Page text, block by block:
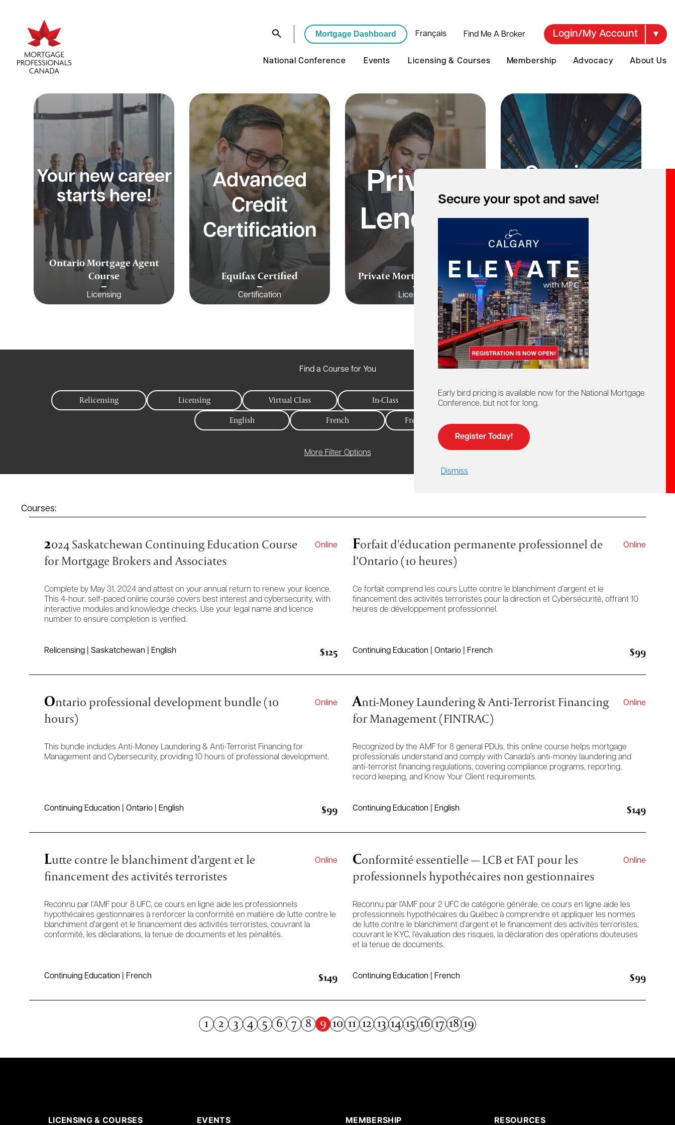
Secure your spot and save!
Early bird pricing is available now for the National Mortgage
Conference, but not for long.
Register Today!
Dismiss
Mortgage Dashboard Français Find Me A Broker Login/My Account
National Conference Events Licensing & Courses Membership Advocacy About Us
Your new career
starts here!
Ontario Mortgage Agent
Course
Licensing
Advanced
Credit
Certification
Equifax Certified
Certification
Private
Lending
Private Mortgages Course
Licensing
Opening a
brokerage?
Ontario Mortgage Broker
Education Program
Licensing
Find a Course for You
Relicensing Licensing Virtual Class In-Class Online Learning
English
French Free to Members
More Filter Options
Courses:
2024 Saskatchewan Continuing Education Course
for Mortgage Brokers and Associates
Online
Complete by May 31, 2024 and attest on your annual return to renew your licence.
This 4-hour, self-paced online course covers best interest and cybersecurity, with
interactive modules and knowledge checks. Use your legal name and licence
number to ensure completion is verified.
Relicensing | Saskatchewan | English $125
Forfait d'éducation permanente professionnel de
l’Ontario (10 heures)
Online
Ce forfait comprend les cours Lutte contre le blanchiment d’argent et le
financement des activités terroristes pour la direction et Cybersécurité, offrant 10
heures de développement professionnel.
Continuing Education | Ontario | French $99
Ontario professional development bundle (10
hours)
Online
This bundle includes Anti-Money Laundering & Anti-Terrorist Financing for
Management and Cybersecurity, providing 10 hours of professional development.
Continuing Education | Ontario | English $99
Anti-Money Laundering & Anti-Terrorist Financing
for Management (FINTRAC)
Online
Recognized by the AMF for 8 general PDUs, this online course helps mortgage
professionals understand and comply with Canada’s anti-money laundering and
anti-terrorist financing regulations, covering compliance programs, reporting,
record keeping, and Know Your Client requirements.
Continuing Education | English $149
Lutte contre le blanchiment d’argent et le
financement des activités terroristes
Online
Reconnu par l’AMF pour 8 UFC, ce cours en ligne aide les professionnels
hypothécaires gestionnaires à renforcer la conformité en matière de lutte contre le
blanchiment d’argent et le financement des activités terroristes, couvrant la
conformité, les déclarations, la tenue de documents et les pénalités.
Continuing Education | French $149
Conformité essentielle — LCB et FAT pour les
professionnels hypothécaires non gestionnaires
Online
Reconnu par l'AMF pour 2 UFC de catégorie générale, ce cours en ligne aide les
professionnels hypothécaires du Québec à comprendre et appliquer les normes
de lutte contre le blanchiment d’argent et le financement des activités terroristes,
couvrant le KYC, l’évaluation des risques, la déclaration des opérations douteuses
et la tenue de documents.
Continuing Education | French $99
1 2 3 4 5 6 7 8 9 10 11 12 13 14 15 16 17 18 19
LICENSING & COURSES EVENTS MEMBERSHIP RESOURCES